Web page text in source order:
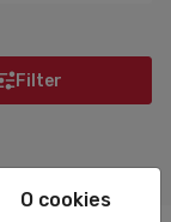
a štýlový
Filter
O cookies